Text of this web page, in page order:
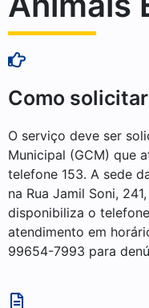
Como
O serviço deve ser
Municipal (GCM) que
telefone 153. A sede
na Rua Jamil Soni,
disponibiliza o
atendimento em
99654-7993 para